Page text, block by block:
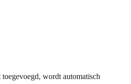
wordt automatisch